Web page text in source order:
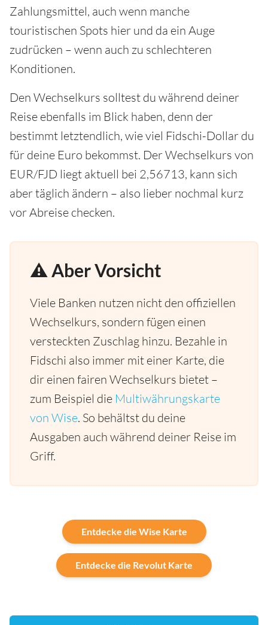
Zahlungsmittel, auch wenn manche
touristischen Spots hier und da ein Auge
zudrücken – wenn auch zu schlechteren
Konditionen.
Den Wechselkurs solltest du während deiner
Reise ebenfalls im Blick haben, denn der
bestimmt letztendlich, wie viel Fidschi-Dollar du
für deine Euro bekommst. Der Wechselkurs von
EUR/FJD liegt aktuell bei 2,56713, kann sich
aber täglich ändern – also lieber nochmal kurz
vor Abreise checken.
⚠️ Aber Vorsicht
Viele Banken nutzen nicht den offiziellen
Wechselkurs, sondern fügen einen
versteckten Zuschlag hinzu. Bezahle in
Fidschi also immer mit einer Karte, die
dir einen fairen Wechselkurs bietet –
zum Beispiel die Multiwährungskarte
von Wise. So behältst du deine
Ausgaben auch während deiner Reise im
Griff.
Entdecke die Wise Karte
Entdecke die Revolut Karte